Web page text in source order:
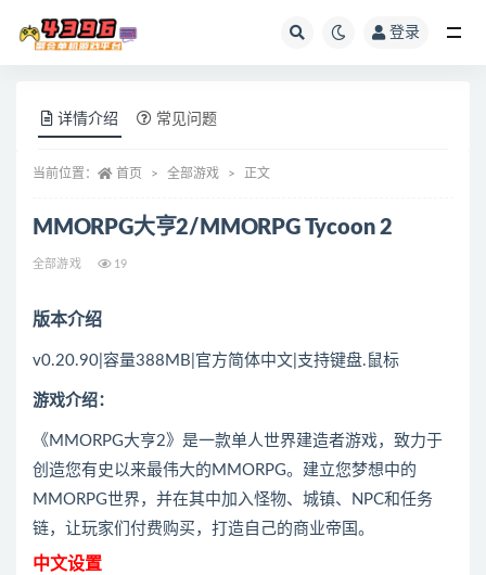
登录
详情介绍 常见问题
当前位置： 首页 全部游戏 正文
MMORPG大亨2/MMORPG Tycoon 2
全部游戏 19
版本介绍
v0.20.90|容量388MB|官方简体中文|支持键盘.鼠标
游戏介绍：
《MMORPG大亨2》是一款单人世界建造者游戏，致力于
创造您有史以来最伟大的MMORPG。建立您梦想中的
MMORPG世界，并在其中加入怪物、城镇、NPC和任务
链，让玩家们付费购买，打造自己的商业帝国。
中文设置